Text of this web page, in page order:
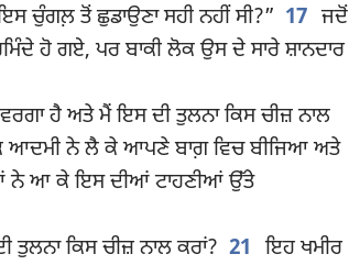
ਚੁੰਗਲ਼ ਤੋਂ ਛੁਡਾਉਣਾ ਸਹੀ ਨਹੀਂ ਸੀ?” 17 ਜਦੋਂ
ਹੋ ਗਏ, ਪਰ ਬਾਕੀ ਲੋਕ ਉਸ ਦੇ ਸਾਰੇ ਸ਼ਾਨਦਾਰ
ਹੈ ਅਤੇ ਮੈਂ ਇਸ ਦੀ ਤੁਲਨਾ ਕਿਸ ਚੀਜ਼ ਨਾਲ
ਆਦਮੀ ਨੇ ਲੈ ਕੇ ਆਪਣੇ ਬਾਗ਼ ਵਿਚ ਬੀਜਿਆ ਅਤੇ
ਨੇ ਆ ਕੇ ਇਸ ਦੀਆਂ ਟਾਹਣੀਆਂ ਉੱਤੇ
ਤੁਲਨਾ ਕਿਸ ਚੀਜ਼ ਨਾਲ ਕਰਾਂ? 21 ਇਹ ਖਮੀਰ